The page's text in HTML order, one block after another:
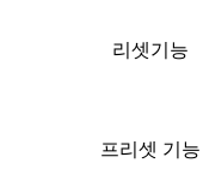
리셋기능
프리셋 기능